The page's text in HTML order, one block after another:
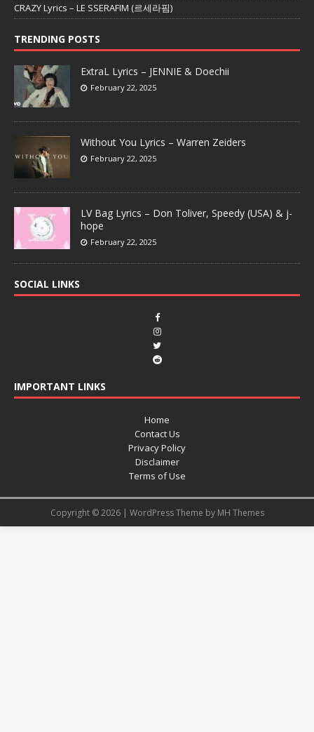
CRAZY Lyrics – LE SSERAFIM (르세라핌)
TRENDING POSTS
ExtraL Lyrics – JENNIE & Doechii
February 22, 2025
Without You Lyrics – Warren Zeiders
February 22, 2025
LV Bag Lyrics – Don Toliver, Speedy (USA) & j-
hope
February 22, 2025
SOCIAL LINKS
IMPORTANT LINKS
Home
Contact Us
Privacy Policy
Disclaimer
Terms of Use
Copyright © 2026 | WordPress Theme by MH Themes